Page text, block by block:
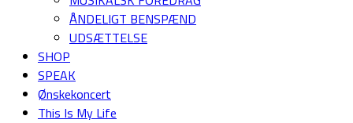
ÅNDELIGT BENSPÆND
UDSÆTTELSE
SHOP
SPEAK
Ønskekoncert
This Is My Life